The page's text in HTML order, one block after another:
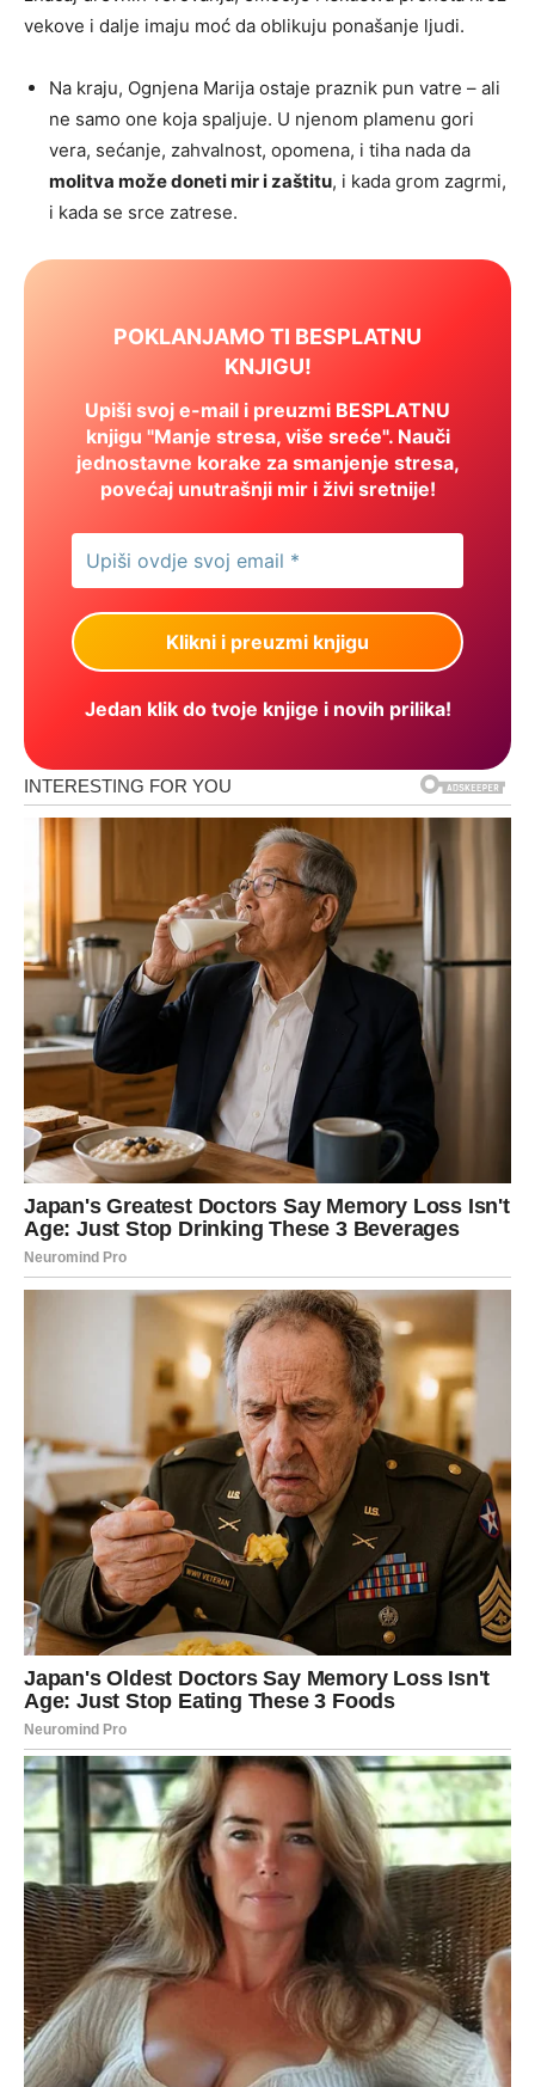
vekove i dalje imaju moć da oblikuju ponašanje ljudi.
Na kraju, Ognjena Marija ostaje praznik pun vatre – ali
ne samo one koja spaljuje. U njenom plamenu gori
vera, sećanje, zahvalnost, opomena, i tiha nada da
molitva može doneti mir i zaštitu, i kada grom zagrmi,
i kada se srce zatrese.
POKLANJAMO TI BESPLATNU
KNJIGU!
Upiši svoj e-mail i preuzmi BESPLATNU
knjigu "Manje stresa, više sreće". Nauči
jednostavne korake za smanjenje stresa,
povećaj unutrašnji mir i živi sretnije!
Jedan klik do tvoje knjige i novih prilika!